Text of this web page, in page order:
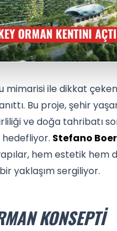
mimarisi ile dikkat
Bu proje, şehir
ve doğa tahribatı
hedefliyor. Stefano
hem estetik hem
yaklaşım sergiliyor.
KONSEPTI